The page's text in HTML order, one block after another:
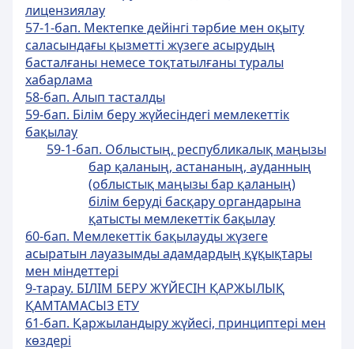
лицензиялау
57-1-бап. Мектепке дейiнгi тәрбие мен оқыту
саласындағы қызметті жүзеге асырудың
басталғаны немесе тоқтатылғаны туралы
хабарлама
58-бап. Алып тасталды
59-бап. Білім беру жүйесіндегі мемлекеттік
бақылау
59-1-бап. Облыстың, республикалық маңызы
бар қаланың, астананың, ауданның
(облыстық маңызы бар қаланың)
білім беруді басқару органдарына
қатысты мемлекеттік бақылау
60-бап. Мемлекеттік бақылауды жүзеге
асыратын лауазымды адамдардың құқықтары
мен міндеттері
9-тарау. БІЛІМ БЕРУ ЖҮЙЕСІН ҚАРЖЫЛЫҚ
ҚАМТАМАСЫЗ ЕТУ
61-бап. Қаржыландыру жүйесі, принциптері мен
көздері